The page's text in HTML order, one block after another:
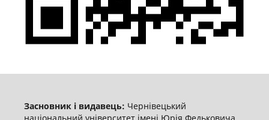
Засновник і видавець: Чернівецький
національний університет імені Юрія Федьковича.